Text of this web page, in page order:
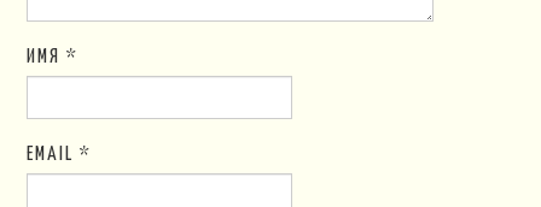
ИМЯ*
EMAIL*